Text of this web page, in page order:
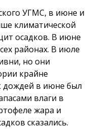
УГМС, в июне и
климатической
осадков. В июне
районах. В июле
но они
крайне
дождей в июне был
влаги в
жара и
сказались.